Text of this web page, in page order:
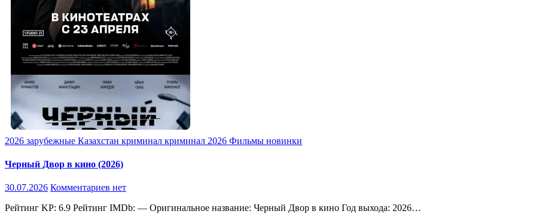
2026 зарубежные Казахстан криминал криминал 2026 Фильмы новинки
Черный Двор в кино (2026)
30.07.2026 Комментариев нет
Рейтинг KP: 6.9 Рейтинг IMDb: — Оригинальное название: Черный Двор в кино Год выхода: 2026…